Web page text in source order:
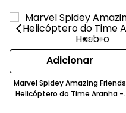
Adicionar
Marvel Spidey Amazing Friends
Helicóptero do Time Aranha -